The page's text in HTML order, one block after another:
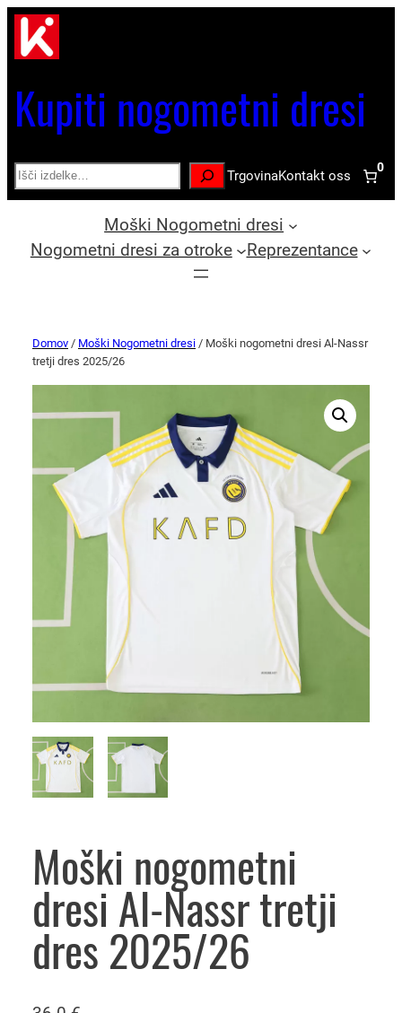
Kupiti nogometni dresi
Search TrgovinaKontakt oss
0
Moški Nogometni dresi
Nogometni dresi za otroke
Reprezentance
Domov / Moški Nogometni dresi / Moški nogometni dresi Al-Nassr
tretji dres 2025/26
Moški nogometni
dresi Al-Nassr tretji
dres 2025/26